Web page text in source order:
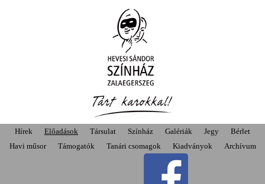
Hírek Előadások Társulat Színház Galériák Jegy
Bérlet
Havi műsor
Támogatók Tanári csomagok Kiadványok Archívum